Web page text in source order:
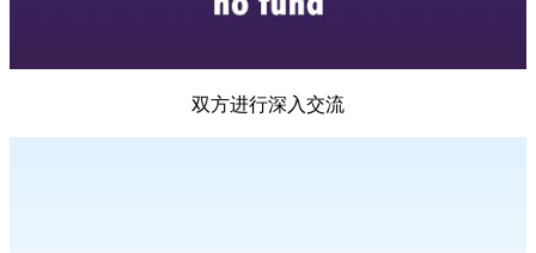
双方进行深入交流